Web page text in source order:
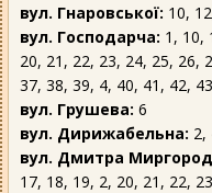
вул. Гнаровської: 10,
вул. Господарча: 1, 10,
20, 21, 22, 23, 24, 25, 26,
37, 38, 39, 4, 40, 41, 42,
вул. Грушева: 6
вул. Дирижабельна: 2,
вул. Дмитра
17, 18, 19, 2, 20, 21, 22,